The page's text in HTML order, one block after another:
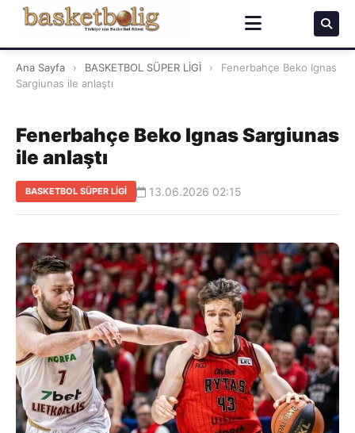
Ana Sayfa › BASKETBOL SÜPER LİGİ ›
Fenerbahçe Beko Ignas
Sargiunas ile anlaştı
Fenerbahçe Beko Ignas Sargiunas
ile anlaştı
BASKETBOL SÜPER LİGİ 13.06.2026 02:15